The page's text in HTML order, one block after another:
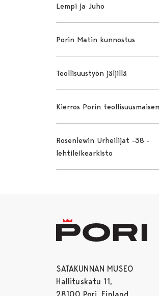
Lempi ja Juho
Porin Matin kunnostus
Teollisuustyön jäljillä
Kierros Porin
Rosenlewin Urheilijat -38 -
lehtileikearkisto
SATAKUNNAN MUSEO
Hallituskatu 11,